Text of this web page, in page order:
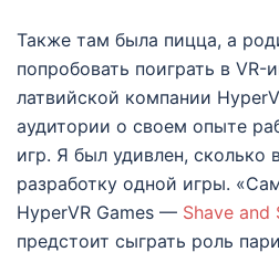
Также там была пицца, а
попробовать поиграть в VR-
латвийской компании
аудитории о своем опыте
игр. Я был удивлен, сколько
разработку одной игры.
HyperVR Games — Shave and
предстоит сыграть роль